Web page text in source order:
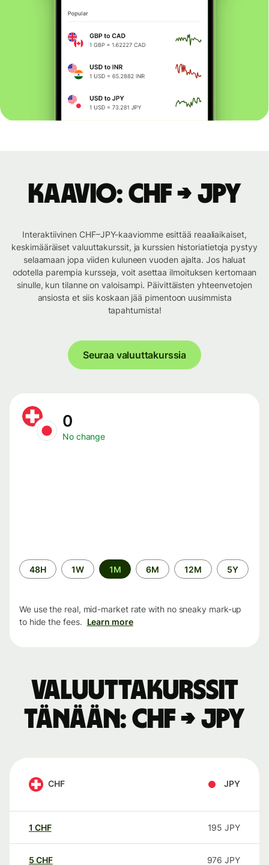
Kaavio: CHF → JPY
Interaktiivinen CHF–JPY-kaaviomme esittää reaaliaikaiset,
keskimääräiset valuuttakurssit, ja kurssien historiatietoja pystyy
selaamaan jopa viiden kuluneen vuoden ajalta. Jos haluat
odotella parempia kursseja, voit asettaa ilmoituksen kertomaan
sinulle, kun tilanne on valoisampi. Päivittäisten yhteenvetojen
ansiosta et siis koskaan jää pimentoon uusimmista
tapahtumista!
Seuraa valuuttakurssia
0
No change
Time
period
48H 1W 1M 6M 12M 5Y
We use the real, mid-market rate with no sneaky mark-up
to hide the fees. Learn more
Valuuttakurssit
tänään: CHF → JPY
CHF JPY
1 CHF 195 JPY
5 CHF 976 JPY